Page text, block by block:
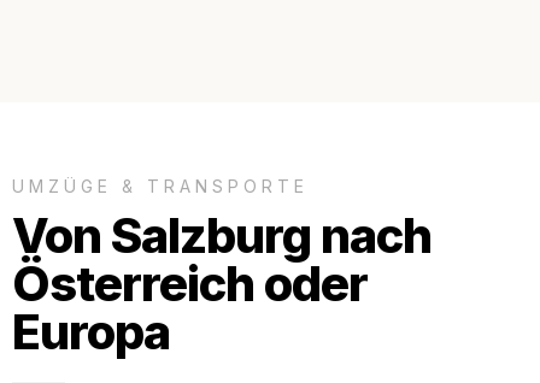
UMZÜGE & TRANSPORTE
Von Salzburg nach
Österreich oder
Europa